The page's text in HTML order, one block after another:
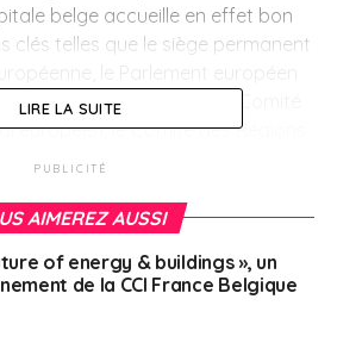
belge accueille en effet bon
clés telles que le siège permanent
mais aussi le Comité
européen, le Comité des Régions
service européen pour l’action
l’Union européenne – alors
économique européenne (CEE)
de 1957 avec la France,
LIRE LA SUITE
PUBLICITÉ
AIMEREZ AUSSI
of energy & buildings », un
de la CCI France Belgique